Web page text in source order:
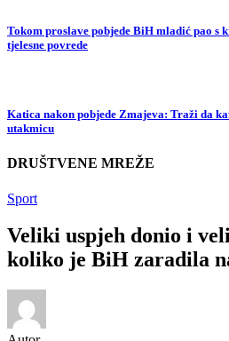
Tokom proslave pobjede BiH mladić pao s
tjelesne povrede
Katica nakon pobjede Zmajeva: Traži da
utakmicu
DRUŠTVENE MREŽE
Sport
Veliki uspjeh donio i
koliko je BiH zaradila